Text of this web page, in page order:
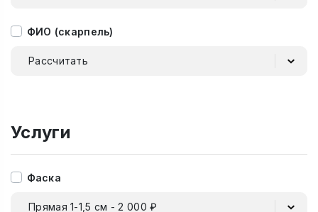
ФИО (скарпель)
Рассчитать
Услуги
Фаска
Прямая 1-1,5 см - 2 000 ₽